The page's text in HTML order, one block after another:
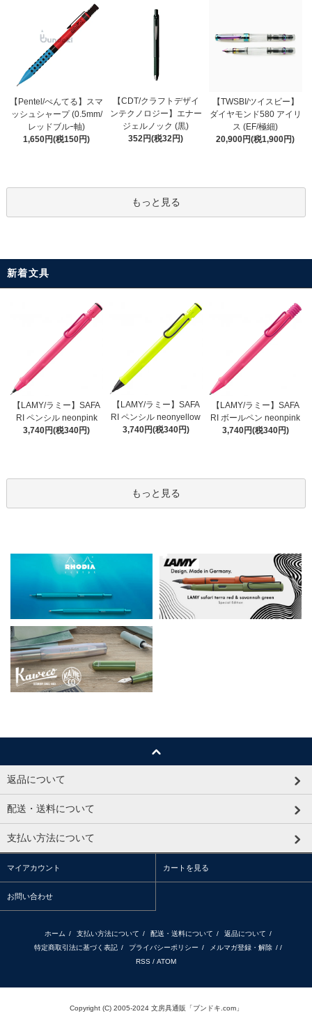
【Pentel/ぺんてる】スマ
ッシュシャープ (0.5mm/
レッドブルｰ軸)
1,650円(税150円)
【CDT/クラフトデザイ
ンテクノロジー】エナー
ジェルノック (黒)
352円(税32円)
【TWSBI/ツイスビー】
ダイヤモンド580 アイリ
ス (EF/極細)
20,900円(税1,900円)
もっと見る
新着文具
【LAMY/ラミー】SAFA
RI ペンシル neonpink
3,740円(税340円)
【LAMY/ラミー】SAFA
RI ペンシル neonyellow
3,740円(税340円)
【LAMY/ラミー】SAFA
RI ボールペン neonpink
3,740円(税340円)
もっと見る
返品について
配送・送料について
支払い方法について
マイアカウント カートを見る
お問い合わせ
ホーム / 支払い方法について / 配送・送料について / 返品について /
特定商取引法に基づく表記 / プライバシーポリシー / メルマガ登録・解除 / /
RSS / ATOM
Copyright (C) 2005-2024 文房具通販「ブンドキ.com」